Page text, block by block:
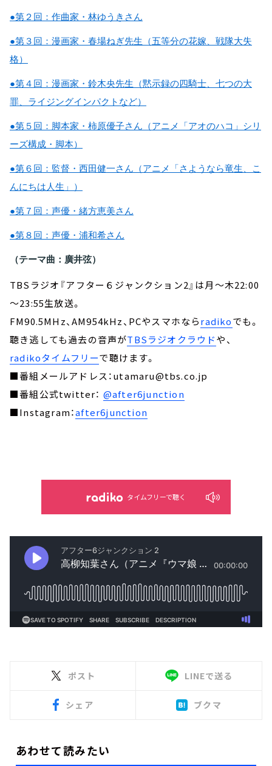
●第２回：作曲家・林ゆうきさん
●第３回：漫画家・春場ねぎ先生（五等分の花嫁、戦隊大失
格）
●第４回：漫画家・鈴木央先生（黙示録の四騎士、七つの大
罪、ライジングインパクトなど）
●第５回：脚本家・柿原優子さん（アニメ「アオのハコ」シリ
ーズ構成・脚本）
●第６回：監督・西田健一さん（アニメ「さようなら竜生、こ
んにちは人生」）
●第７回：声優・緒方恵美さん
●第８回：声優・浦和希さん
（テーマ曲：廣井弦）
TBSラジオ『アフター６ジャンクション2』は月～木22:00
～23:55生放送。
FM90.5MHz、AM954kHz、PCやスマホならradikoでも。
聴き逃しても過去の音声がTBSラジオクラウドや、
radikoタイムフリーで聴けます。
■番組メールアドレス：utamaru@tbs.co.jp
■番組公式twitter： @after6junction
■Instagram：after6junction
タイムフリーで聴く
ポスト LINEで送る
シェア ブクマ
あわせて読みたい